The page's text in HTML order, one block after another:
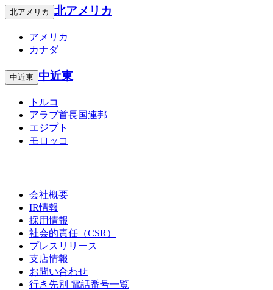
北アメリカ 北アメリカ
アメリカ
カナダ
中近東 中近東
トルコ
アラブ首長国連邦
エジプト
モロッコ
会社概要
IR情報
採用情報
社会的責任（CSR）
プレスリリース
支店情報
お問い合わせ
行き先別 電話番号一覧